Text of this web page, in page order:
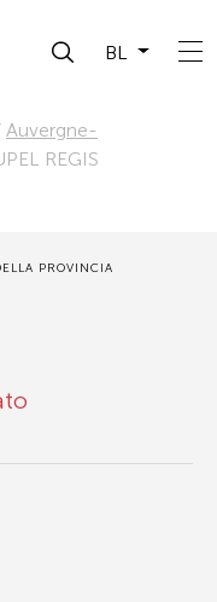
BL
Auvergne-
REGIS
PROVINCIA